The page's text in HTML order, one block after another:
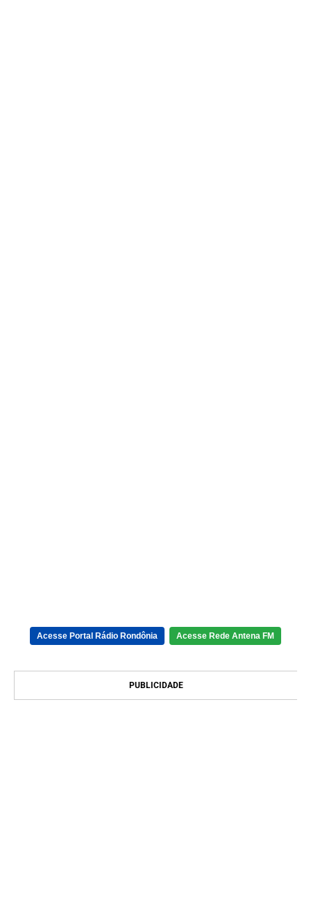
Acesse Portal Rádio Rondônia Acesse Rede Antena FM
PUBLICIDADE